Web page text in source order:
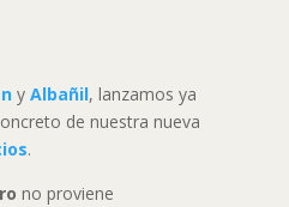
y Albañil, lanzamos ya
de nuestra nueva
.
no proviene